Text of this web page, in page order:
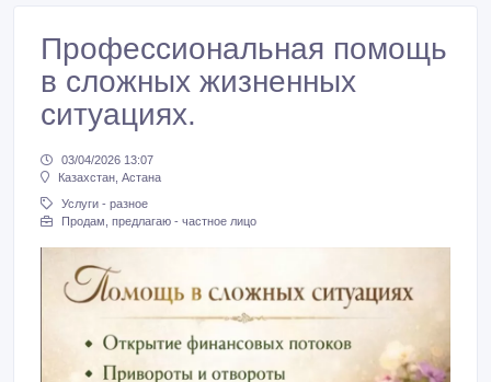
Профессиональная помощь
в сложных жизненных
ситуациях.
03/04/2026 13:07
Казахстан, Астана
Услуги - разное
Продам, предлагаю - частное лицо